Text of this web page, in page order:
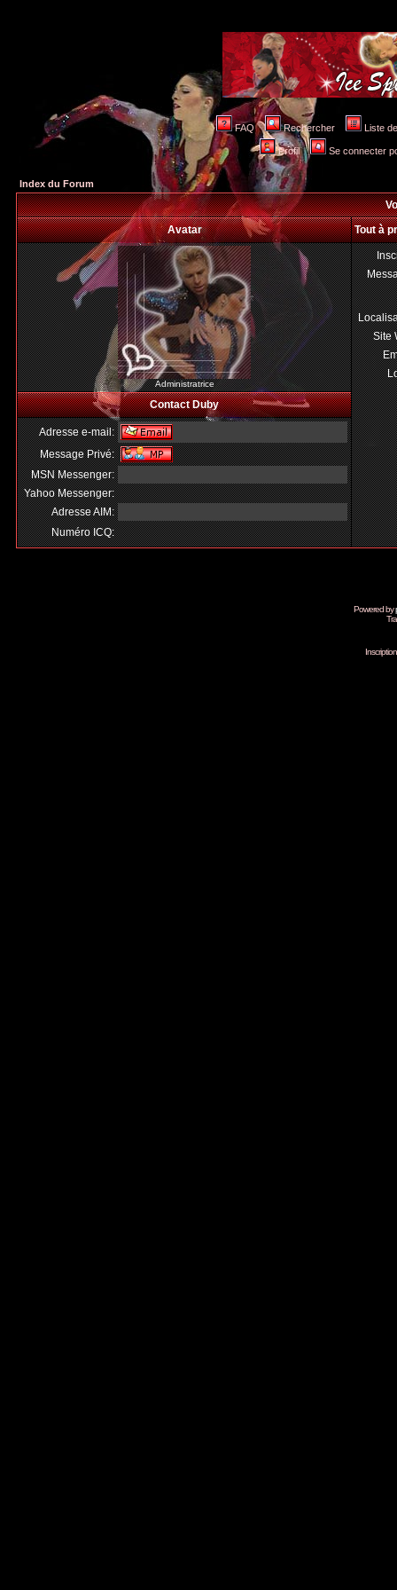
FAQ Rechercher Liste
Profil Se connecter
Index du Forum
Avatar
Tout à
Administratrice
Site
Contact Duby
Adresse e-mail:
Message Privé:
MSN Messenger:
Yahoo Messenger:
Adresse AIM:
Numéro ICQ:
Powered by